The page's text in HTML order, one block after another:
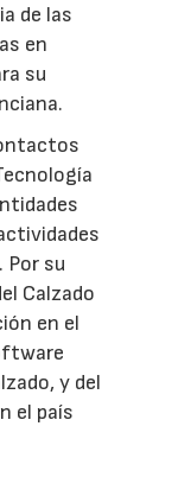
de las
en
su
Por su
Calzado
en el
y del
el país